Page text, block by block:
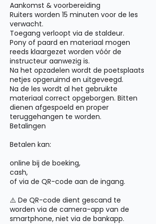
Aankomst & voorbereiding
Ruiters worden 15 minuten voor de les
verwacht.
Toegang verloopt via de staldeur.
Pony of paard en materiaal mogen
reeds klaargezet worden vóór de
instructeur aanwezig is.
Na het opzadelen wordt de poetsplaats
netjes opgeruimd en uitgeveegd.
Na de les wordt al het gebruikte
materiaal correct opgeborgen. Bitten
dienen afgespoeld en proper
teruggehangen te worden.
Betalingen
Betalen kan:
online bij de boeking,
cash,
of via de QR-code aan de ingang.
⚠️ De QR-code dient gescand te
worden via de camera-app van de
smartphone, niet via de bankapp.